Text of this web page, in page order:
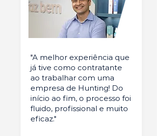
"A melhor experiência que
já tive como contratante
ao trabalhar com uma
empresa de Hunting! Do
início ao fim, o processo foi
fluido, profissional e muito
eficaz."